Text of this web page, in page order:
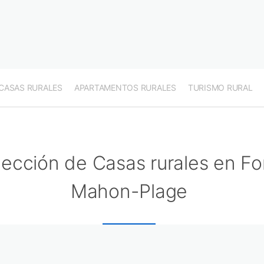
RURALES APARTAMENTOS RURALES TURISMO RURAL
de Casas rurales en
Mahon-Plage